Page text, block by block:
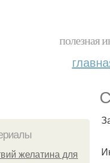
полезная
желатина для